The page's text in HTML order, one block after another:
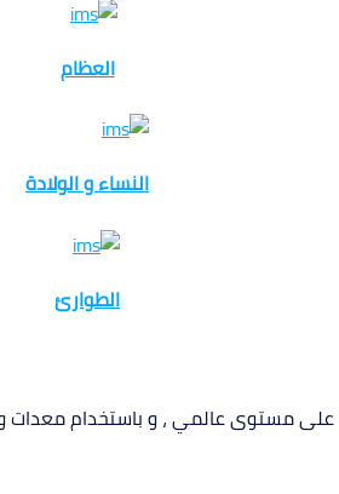
العظام
النساء و الولادة
الطوارئ